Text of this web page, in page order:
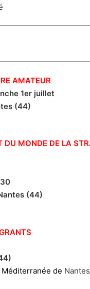
AMATEUR
1er juillet
(44)
MONDE DE LA
(44)
Méditerranée de Nantes